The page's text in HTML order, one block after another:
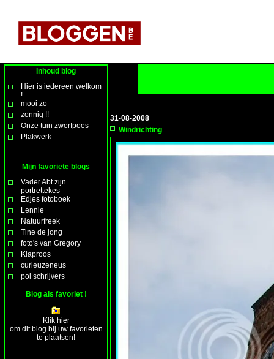
Inhoud blog
Hier is iedereen welkom
!
mooi zo
zonnig !!
Onze tuin zwerfpoes
Plakwerk
Mijn favoriete blogs
Vader Abt zijn
portrettekes
Edjes fotoboek
Lennie
Natuurfreek
Tine de jong
foto's van Gregory
Klaproos
curieuzeneus
pol schrijvers
Blog als favoriet !
Klik hier
om dit blog bij uw favorieten
te plaatsen!
31-08-2008
Windrichting